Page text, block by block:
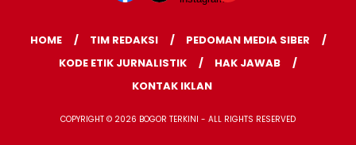
HOME TIM REDAKSI
PEDOMAN MEDIA SIBER
KODE ETIK JURNALISTIK
HAK JAWAB
KONTAK IKLAN
COPYRIGHT © 2026 BOGOR TERKINI - ALL RIGHTS RESERVED